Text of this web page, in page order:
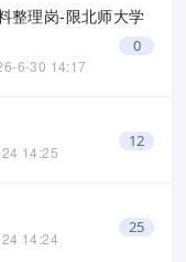
0
整理岗-限北师大学
6-30 14:17
12
14:25
25
14:24